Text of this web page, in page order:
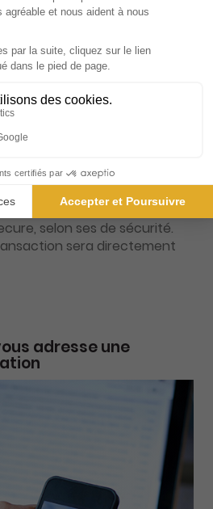
de paiement. Elle
ou non une double
selon ses de sécurité.
sera directement
adresse une